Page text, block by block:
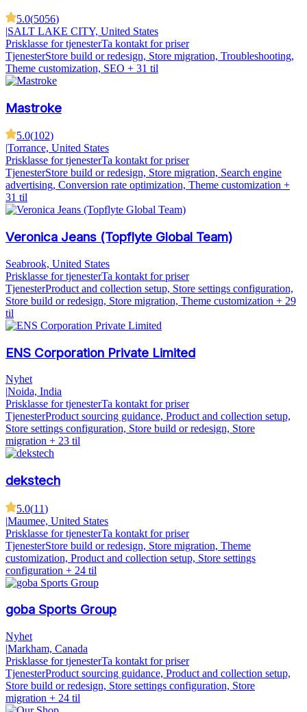
5.0(5056)
|SALT LAKE CITY, United States
Prisklasse for tjenesterTa kontakt for priser
TjenesterStore build or redesign, Store migration, Troubleshooting,
Theme customization, SEO + 31 til
Mastroke
5.0(102)
|Torrance, United States
Prisklasse for tjenesterTa kontakt for priser
TjenesterStore build or redesign, Store migration, Search engine
advertising, Conversion rate optimization, Theme customization +
31 til
Veronica Jeans (Topflyte Global Team)
Seabrook, United States
Prisklasse for tjenesterTa kontakt for priser
TjenesterProduct and collection setup, Store settings configuration,
Store build or redesign, Store migration, Theme customization + 29
til
ENS Corporation Private Limited
Nyhet
|Noida, India
Prisklasse for tjenesterTa kontakt for priser
TjenesterProduct sourcing guidance, Product and collection setup,
Store settings configuration, Store build or redesign, Store
migration + 23 til
dekstech
5.0(11)
|Maumee, United States
Prisklasse for tjenesterTa kontakt for priser
TjenesterStore build or redesign, Store migration, Theme
customization, Product and collection setup, Store settings
configuration + 24 til
goba Sports Group
Nyhet
|Markham, Canada
Prisklasse for tjenesterTa kontakt for priser
TjenesterProduct sourcing guidance, Product and collection setup,
Store build or redesign, Store settings configuration, Store
migration + 24 til